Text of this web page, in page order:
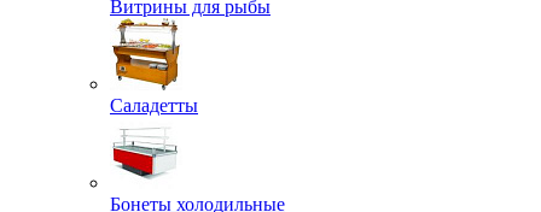
Витрины для рыбы
Саладетты
Бонеты холодильные